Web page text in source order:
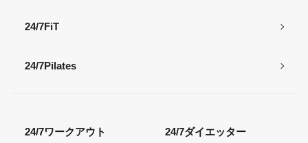
24/7ワークアウト 24/7ダイエッター
24/7FiT
24/7Pilates